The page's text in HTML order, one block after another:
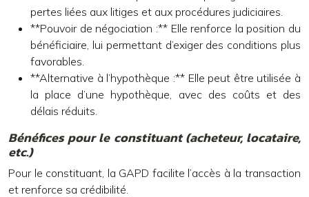
pertes liées aux litiges et aux procédures judiciaires.
**Pouvoir de négociation :** Elle renforce la position du
bénéficiaire, lui permettant d’exiger des conditions plus
favorables.
**Alternative à l’hypothèque :** Elle peut être utilisée à
la place d’une hypothèque, avec des coûts et des
délais réduits.
Bénéfices pour le constituant (acheteur, locataire,
etc.)
Pour le constituant, la GAPD facilite l’accès à la transaction
et renforce sa crédibilité.